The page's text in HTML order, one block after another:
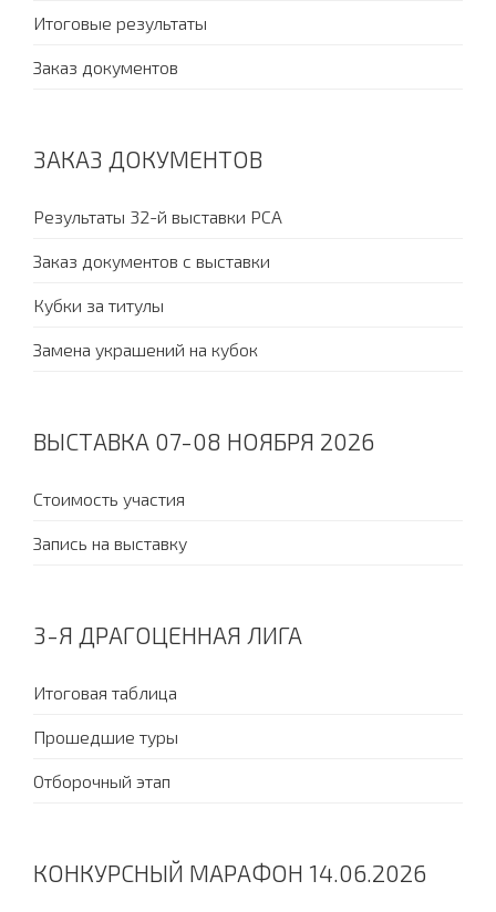
Итоговые результаты
Заказ документов
ЗАКАЗ ДОКУМЕНТОВ
Результаты 32-й выставки PCA
Заказ документов с выставки
Кубки за титулы
Замена украшений на кубок
ВЫСТАВКА 07-08 НОЯБРЯ 2026
Стоимость участия
Запись на выставку
3-Я ДРАГОЦЕННАЯ ЛИГА
Итоговая таблица
Прошедшие туры
Отборочный этап
КОНКУРСНЫЙ МАРАФОН 14.06.2026